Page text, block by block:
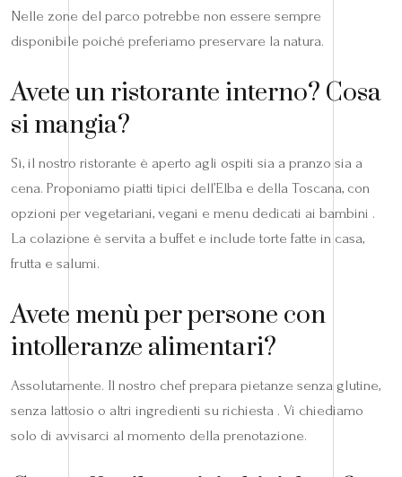
Nelle zone del parco potrebbe non essere sempre
disponibile poiché preferiamo preservare la natura.
Avete un ristorante interno? Cosa
si mangia?
Sì, il nostro ristorante è aperto agli ospiti sia a pranzo sia a
cena. Proponiamo piatti tipici dell’Elba e della Toscana, con
opzioni per vegetariani, vegani e menu dedicati ai bambini .
La colazione è servita a buffet e include torte fatte in casa,
frutta e salumi.
Avete menù per persone con
intolleranze alimentari?
Assolutamente. Il nostro chef prepara pietanze senza glutine,
senza lattosio o altri ingredienti su richiesta . Vi chiediamo
solo di avvisarci al momento della prenotazione.